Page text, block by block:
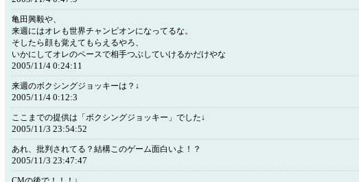
亀田興毅や、
来週にはオレも世界チャンピオンになってるな。
そしたら顔も覚えてもらえるやろ、
いかにしてオレのペースで相手つぶしていけるかだけやな
2005/11/4 0:24:11
来週のボクシングジョッキーは？↓
2005/11/4 0:12:3
ここまでの提供は「ボクシングジョッキー」でした↓
2005/11/3 23:54:52
あれ、批判されてる？結構このゲーム面白いよ！？
2005/11/3 23:47:47